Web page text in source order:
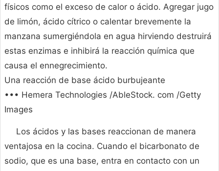
físicos como el exceso de calor o ácido. Agregar jugo
de limón, ácido cítrico o calentar brevemente la
manzana sumergiéndola en agua hirviendo destruirá
estas enzimas e inhibirá la reacción química que
causa el ennegrecimiento.
Una reacción de base ácido burbujeante
••• Hemera Technologies /AbleStock. com /Getty
Images
Los ácidos y las bases reaccionan de manera
ventajosa en la cocina. Cuando el bicarbonato de
sodio, que es una base, entra en contacto con un